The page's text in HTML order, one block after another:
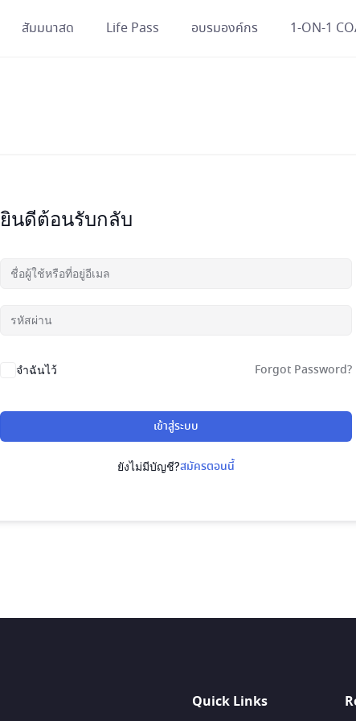
สัมมนาสด Life Pass อบรมองค์กร 1-ON-1
ยินดีต้อนรับกลับ
จำฉันไว้ Forgot Password?
เข้าสู่ระบบ
ยังไม่มีบัญชี?สมัครตอนนี้
Quick Links